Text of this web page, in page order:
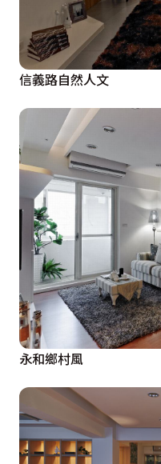
信義路自然人文
永和鄉村風